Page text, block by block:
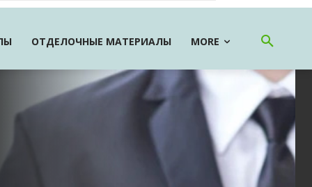
ОТДЕЛОЧНЫЕ МАТЕРИАЛЫ MORE